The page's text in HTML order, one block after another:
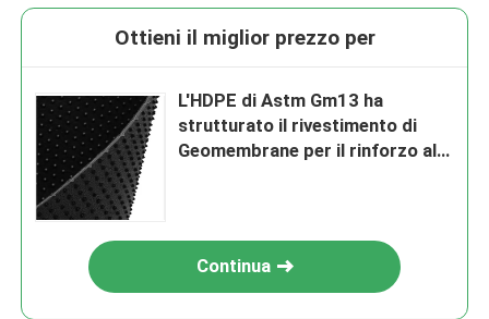
Ottieni il miglior prezzo per
L'HDPE di Astm Gm13 ha
strutturato il rivestimento di
Geomembrane per il rinforzo al
Continua